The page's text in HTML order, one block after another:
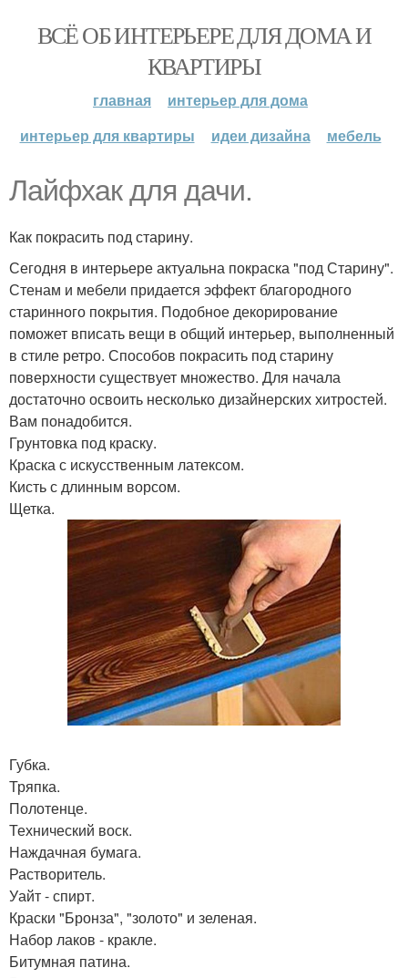
ВСЁ ОБ ИНТЕРЬЕРЕ ДЛЯ ДОМА И
КВАРТИРЫ
главная
интерьер для дома
интерьер для квартиры
идеи дизайна мебель
Лайфхак для дачи.
Как покрасить под старину.
Сегодня в интерьере актуальна покраска "под Старину".
Стенам и мебели придается эффект благородного
старинного покрытия. Подобное декорирование
поможет вписать вещи в общий интерьер, выполненный
в стиле ретро. Способов покрасить под старину
поверхности существует множество. Для начала
достаточно освоить несколько дизайнерских хитростей.
Вам понадобится.
Грунтовка под краску.
Краска с искусственным латексом.
Кисть с длинным ворсом.
Щетка.
Губка.
Тряпка.
Полотенце.
Технический воск.
Наждачная бумага.
Растворитель.
Уайт - спирт.
Краски "Бронза", "золото" и зеленая.
Набор лаков - кракле.
Битумная патина.